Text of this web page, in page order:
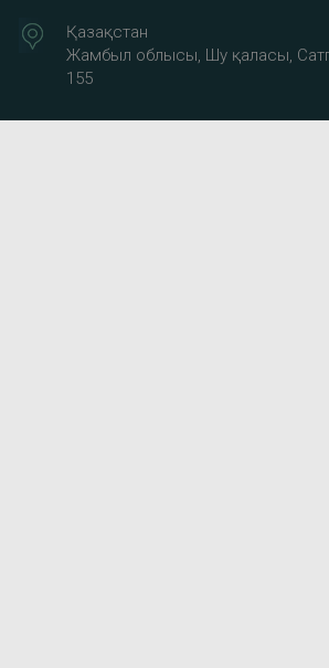
Қазақстан
Жамбыл облысы, Шу қаласы,
155